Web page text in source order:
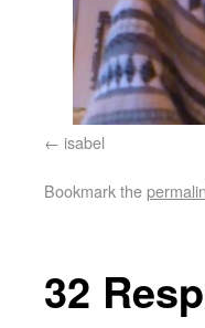
isabel
Bookmark the
32